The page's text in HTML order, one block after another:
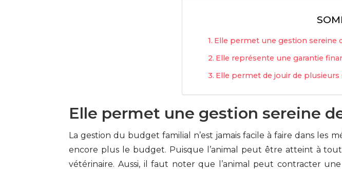
Elle permet une gestion sereine
Elle représente une garantie
Elle permet de jouir de plusieurs
Elle permet une gestion sereine
La gestion du budget familial n’est jamais facile à faire dans les
encore plus le budget. Puisque l’animal peut être atteint à
vétérinaire. Aussi, il faut noter que l’animal peut contracter